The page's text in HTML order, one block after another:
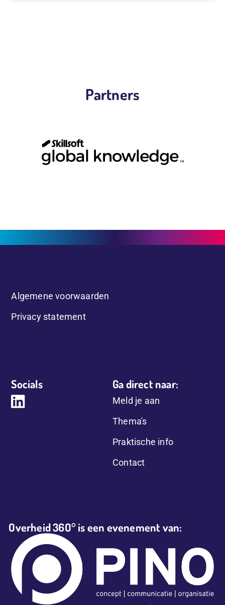
Partners
Overheid 36O° is een evenement van:
Ga direct naar:
Meld je aan
Thema's
Praktische info
Contact
Socials
Algemene voorwaarden
Privacy statement